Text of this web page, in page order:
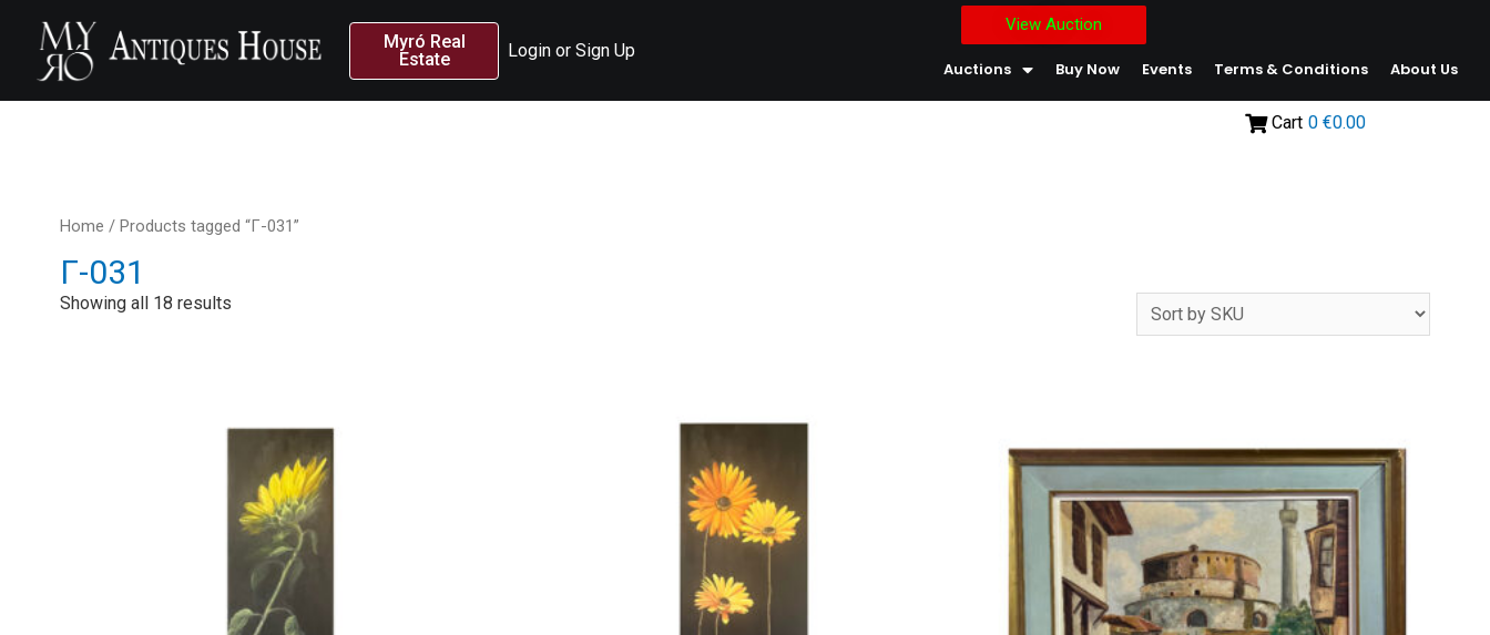
Myró Real
Estate
Login or Sign Up
View Auction
Auctions Buy Now Events Terms & Conditions About Us
Cart 0 €0.00
Home / Products tagged “Γ-031”
Γ-031
Showing all 18 results